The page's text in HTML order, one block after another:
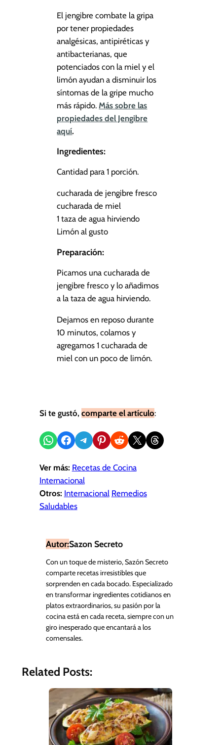
El jengibre combate la gripa
por tener propiedades
analgésicas, antipiréticas y
antibacterianas, que
potenciados con la miel y el
limón ayudan a disminuir los
síntomas de la gripe mucho
más rápido. Más sobre las
propiedades del Jengibre
aquí.
Ingredientes:
Cantidad para 1 porción.
cucharada de jengibre fresco
cucharada de miel
1 taza de agua hirviendo
Limón al gusto
Preparación:
Picamos una cucharada de
jengibre fresco y lo añadimos
a la taza de agua hirviendo.
Dejamos en reposo durante
10 minutos, colamos y
agregamos 1 cucharada de
miel con un poco de limón.
Si te gustó, comparte el artículo:
Compartir en WhatsApp
Compartir en Facebook
Compartir en Telegram
Compartir en Pinterest
Compartir en Reddit
Compartir en X Share on Threads
Ver más: Recetas de Cocina
Internacional
Otros: Internacional Remedios
Saludables
Autor:Sazon Secreto
Con un toque de misterio, Sazón Secreto
comparte recetas irresistibles que
sorprenden en cada bocado. Especializado
en transformar ingredientes cotidianos en
platos extraordinarios, su pasión por la
cocina está en cada receta, siempre con un
giro inesperado que encantará a los
comensales.
Related Posts: